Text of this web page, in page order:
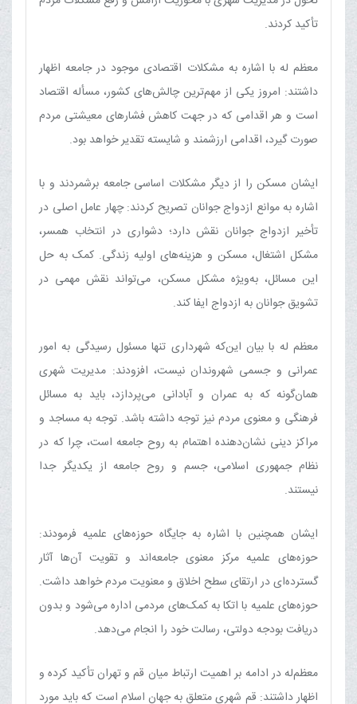
تأکید کردند.
معظم له با اشاره به مشکلات اقتصادی موجود در جامعه اظهار
داشتند: امروز یکی از مهم‌ترین چالش‌های کشور، مسأله اقتصاد
است و هر اقدامی که در جهت کاهش فشارهای معیشتی مردم
صورت گیرد، اقدامی ارزشمند و شایسته تقدیر خواهد بود.
ایشان مسکن را از دیگر مشکلات اساسی جامعه برشمردند و با
اشاره به موانع ازدواج جوانان تصریح کردند: چهار عامل اصلی در
تأخیر ازدواج جوانان نقش دارد؛ دشواری در انتخاب همسر،
مشکل اشتغال، مسکن و هزینه‌های اولیه زندگی. کمک به حل
این مسائل، به‌ویژه مشکل مسکن، می‌تواند نقش مهمی در
تشویق جوانان به ازدواج ایفا کند.
معظم له با بیان این‌که شهرداری تنها مسئول رسیدگی به امور
عمرانی و جسمی شهروندان نیست، افزودند: مدیریت شهری
همان‌گونه که به عمران و آبادانی می‌پردازد، باید به مسائل
فرهنگی و معنوی مردم نیز توجه داشته باشد. توجه به مساجد و
مراکز دینی نشان‌دهنده اهتمام به روح جامعه است، چرا که در
نظام جمهوری اسلامی، جسم و روح جامعه از یکدیگر جدا
نیستند.
ایشان همچنین با اشاره به جایگاه حوزه‌های علمیه فرمودند:
حوزه‌های علمیه مرکز معنوی جامعه‌اند و تقویت آن‌ها آثار
گسترده‌ای در ارتقای سطح اخلاق و معنویت مردم خواهد داشت.
حوزه‌های علمیه با اتکا به کمک‌های مردمی اداره می‌شود و بدون
دریافت بودجه دولتی، رسالت خود را انجام می‌دهد.
معظم‌له در ادامه بر اهمیت ارتباط میان قم و تهران تأکید کرده و
اظهار داشتند: قم شهری متعلق به جهان اسلام است که باید مورد